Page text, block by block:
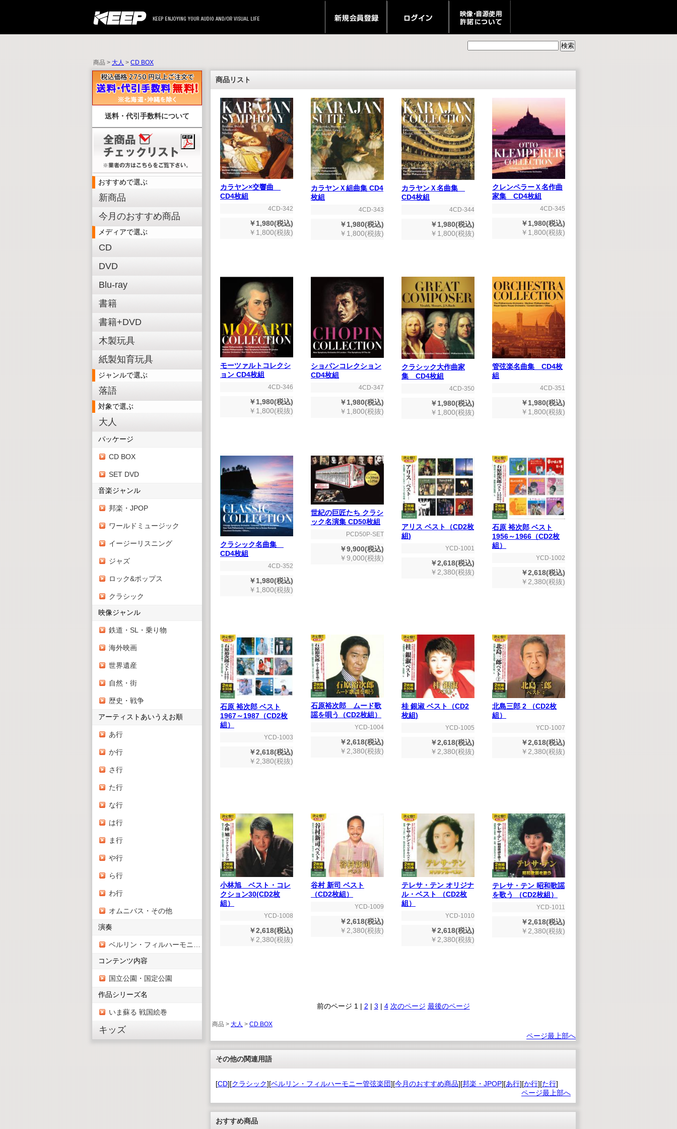
商品 >大人>CD BOX
送料・代引手数料について
おすすめで選ぶ
新商品
今月のおすすめ商品
メディアで選ぶ
CD
DVD
Blu-ray
書籍
書籍+DVD
木製玩具
紙製知育玩具
ジャンルで選ぶ
落語
対象で選ぶ
大人
パッケージ
CD BOX
SET DVD
音楽ジャンル
邦楽・JPOP
ワールドミュージック
イージーリスニング
ジャズ
ロック&ポップス
クラシック
映像ジャンル
鉄道・SL・乗り物
海外映画
世界遺産
自然・街
歴史・戦争
アーティストあいうえお順
あ行
か行
さ行
た行
な行
は行
ま行
や行
ら行
わ行
オムニバス・その他
演奏
コンテンツ内容
国立公園・国定公園
作品シリーズ名
いま蘇る 戦国絵巻
キッズ
商品リスト
カラヤン×交響曲
CD4枚組
4CD-342
￥1,980(税込)
￥1,800(税抜)
カラヤンＸ組曲集 CD4
枚組
4CD-343
￥1,980(税込)
￥1,800(税抜)
カラヤンＸ名曲集
CD4枚組
4CD-344
￥1,980(税込)
￥1,800(税抜)
クレンペラーＸ名作曲
家集 CD4枚組
4CD-345
￥1,980(税込)
￥1,800(税抜)
モーツァルトコレクシ
ョン CD4枚組
4CD-346
￥1,980(税込)
￥1,800(税抜)
ショパンコレクション
CD4枚組
4CD-347
￥1,980(税込)
￥1,800(税抜)
クラシック大作曲家
集 CD4枚組
4CD-350
￥1,980(税込)
￥1,800(税抜)
管弦楽名曲集 CD4枚
組
4CD-351
￥1,980(税込)
￥1,800(税抜)
クラシック名曲集
CD4枚組
4CD-352
￥1,980(税込)
￥1,800(税抜)
世紀の巨匠たち クラシ
ック名演集 CD50枚組
PCD50P-SET
￥9,900(税込)
￥9,000(税抜)
アリス ベスト（CD2枚
組)
YCD-1001
￥2,618(税込)
￥2,380(税抜)
石原 裕次郎 ベスト
1956～1966（CD2枚
組）
YCD-1002
￥2,618(税込)
￥2,380(税抜)
石原 裕次郎 ベスト
1967～1987（CD2枚
組）
YCD-1003
￥2,618(税込)
￥2,380(税抜)
石原裕次郎 ムード歌
謡を唄う（CD2枚組）
YCD-1004
￥2,618(税込)
￥2,380(税抜)
桂 銀淑 ベスト（CD2
枚組)
YCD-1005
￥2,618(税込)
￥2,380(税抜)
北島三郎 2 （CD2枚
組）
YCD-1007
￥2,618(税込)
￥2,380(税抜)
小林旭 ベスト・コレ
クション30(CD2枚
組）
YCD-1008
￥2,618(税込)
￥2,380(税抜)
谷村 新司 ベスト
（CD2枚組）
YCD-1009
￥2,618(税込)
￥2,380(税抜)
テレサ・テン オリジナ
ル・ベスト （CD2枚
組）
YCD-1010
￥2,618(税込)
￥2,380(税抜)
テレサ・テン 昭和歌謡
を歌う （CD2枚組）
YCD-1011
￥2,618(税込)
￥2,380(税抜)
前のページ 1 | 2 | 3 | 4 次のページ 最後のページ
商品 > 大人 > CD BOX
ページ最上部へ
その他の関連用語
[CD][クラシック][ベルリン・フィルハーモニー管弦楽団][今月のおすすめ商品][邦楽・JPOP][あ行][か行][た行]
ページ最上部へ
おすすめ商品